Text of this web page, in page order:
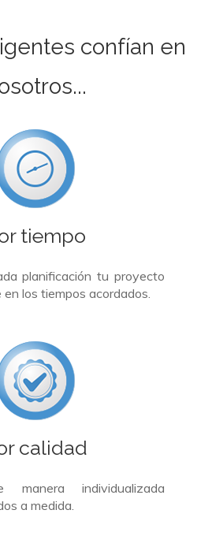
confían en
tiempo
planificación tu proyecto
los tiempos acordados.
calidad
manera individualizada
a medida.